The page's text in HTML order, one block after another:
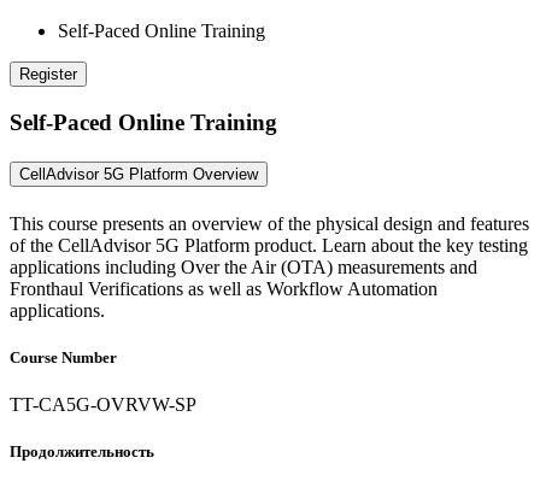
Self-Paced Online Training
Register
Self-Paced Online Training
CellAdvisor 5G Platform Overview
This course presents an overview of the physical design and features
of the CellAdvisor 5G Platform product. Learn about the key testing
applications including Over the Air (OTA) measurements and
Fronthaul Verifications as well as Workflow Automation
applications.
Course Number
TT-CA5G-OVRVW-SP
Продолжительность